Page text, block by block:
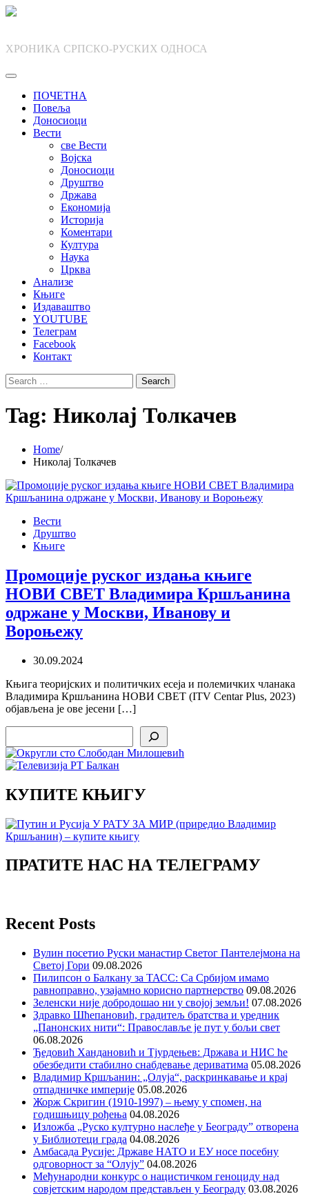
Skip
ХРОНИКА СРПСКО-РУСКИХ ОДНОСА
ПОЧЕТНА
Повеља
Доносиоци
Вести
све Вести
Војска
Доносиоци
Друштво
Држава
Економија
Историја
Коментари
Култура
Наука
Црква
Анализе
Књиге
Издаваштво
YOUTUBE
Телеграм
Facebook
Контакт
Search
for:
Tag: Николај Толкачев
Home
Николај Толкачев
Вести
Друштво
Књиге
Промоције руског издања књиге
НОВИ СВЕТ Владимира Кршљанина
одржане у Москви, Иванову и
Вороњежу
30.09.2024
Књига теоријских и политичких есеја и полемичких чланака
Владимира Кршљанина НОВИ СВЕТ (ITV Centar Plus, 2023)
објављена је ове јесени […]
КУПИТЕ КЊИГУ
ПРАТИТЕ НАС НА ТЕЛЕГРАМУ
Recent Posts
Вулин посетио Руски манастир Светог Пантелејмона на
Светој Гори 09.08.2026
Пилипсон о Балкану за ТАСС: Са Србијом имамо
равноправно, узајамно корисно партнерство 09.08.2026
Зеленски није добродошао ни у својој земљи! 07.08.2026
Здравко Шћепановић, градитељ братства и уредник
„Панонских нити“: Православље је пут у бољи свет
06.08.2026
Ђедовић Хандановић и Тјурдењев: Држава и НИС ће
обезбедити стабилно снабдевање дериватима 05.08.2026
Владимир Кршљанин: „Олуја“, раскринкавање и крај
отпадничке империје 05.08.2026
Жорж Скригин (1910-1997) – њему у спомен, на
годишњицу рођења 04.08.2026
Изложба „Руско културно наслеђе у Београду” отворена
у Библиотеци града 04.08.2026
Амбасада Русије: Државе НАТО и ЕУ носе посебну
одговорност за “Олују” 04.08.2026
Међународни конкурс о нацистичком геноциду над
совјетским народом представљен у Београду 03.08.2026